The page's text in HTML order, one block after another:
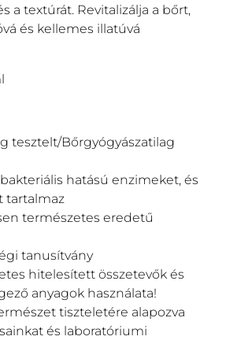
a textúrát. Revitalizálja a bőrt,
és kellemes illatúvá
tesztelt/Bőrgyógyászatilag
hatású enzimeket, és
tartalmaz
természetes eredetű
tanusítvány
hitelesített összetevők és
anyagok használata!
tiszteletére alapozva
és laboratóriumi